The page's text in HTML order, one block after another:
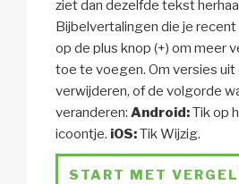
ziet dan dezelfde tekst
Bijbelvertalingen die je
op de plus knop (+) om meer
toe te voegen. Om versies uit
verwijderen, of de volgorde
veranderen: Android:Tik op
icoontje. iOS:Tik Wijzig.
START MET